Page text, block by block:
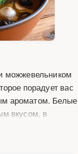
можжевельником
порадует вас
ароматом. Белые
вкусом, в
по